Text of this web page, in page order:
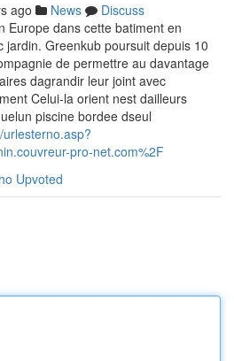
ago News
Discuss
Europe dans cette batiment en
jardin. Greenkub poursuit depuis 10
de permettre au davantage
dagrandir leur joint avec
Celui-la orient nest dailleurs
piscine bordee dseul
pro-net.com%2F
Upvoted